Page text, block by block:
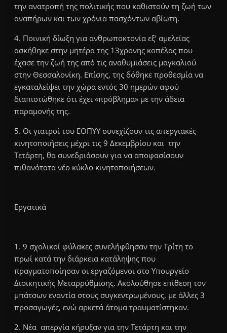
την ανατροπή της πολιτικής που καθιστούν τη ζωή των
αναπήρων και των χρόνια πασχόντων αβίωτη.
4. Ποινική δίωξη για ανθρωποκτονία εξʼ αμελείας
ασκήθηκε στην μητέρα της 13χρονης κοπέλας που
έχασε την ζωή της από τις αναθυμιάσεις μαγκαλιού
στην Θεσσαλονίκη. Επίσης, της δόθηκε προθεσμία να
εγκαταλείψει την χώρα εντός 30 ημερών αφού
διαπιστώθηκε ότι έχει «πρόβλημα» με την άδεια
παραμονής της.
5. Οι γιατροί του ΕΟΠΥΥ συνεχίζουν τις απεργιακές
κινητοποιήσεις μέχρι τις 9 Δεκεμβρίου και την
Τετάρτη, θα συνεδριάσουν για να αποφασίσουν
πιθανότατα νέο κύκλο κινητοποιήσεων.
Εργατικά
1. 9 σχολικοί φύλακες συνελήφθησαν την Τρίτη το
πρωί κατά την διάρκεια κατάληψης που
πραγματοποίησαν οι εργαζόμενοι στο Υπουργείο
Διοικητικής Μεταρρύθμισης. Ακολούθησε επίθεση τον
μπάτσων εναντία στους συγκεντρωμένους, με άλλες 3
προσαγωγές, ενώ αρκετά άτομα τραυματίστηκαν.
2. Νέα απεργία κήρυξαν για την Τετάρτη και την